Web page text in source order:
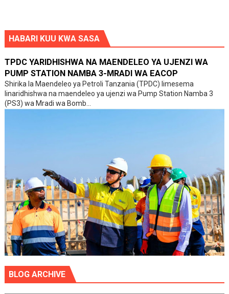
HABARI KUU KWA SASA
TPDC YARIDHISHWA NA MAENDELEO YA UJENZI WA
PUMP STATION NAMBA 3-MRADI WA EACOP
Shirika la Maendeleo ya Petroli Tanzania (TPDC) limesema
linaridhishwa na maendeleo ya ujenzi wa Pump Station Namba 3
(PS3) wa Mradi wa Bomb...
BLOG ARCHIVE